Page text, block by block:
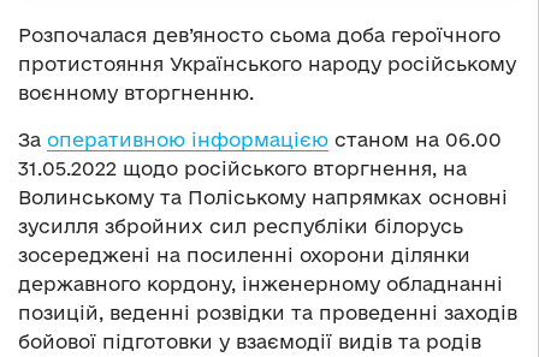
Розпочалася дев’яносто сьома доба героїчного
протистояння Українського народу російському
воєнному вторгненню.
За оперативною інформацією станом на 06.00
31.05.2022 щодо російського вторгнення, на
Волинському та Поліському напрямках основні
зусилля збройних сил республіки білорусь
зосереджені на посиленні охорони ділянки
державного кордону, інженерному обладнанні
позицій, веденні розвідки та проведенні заходів
бойової підготовки у взаємодії видів та родів